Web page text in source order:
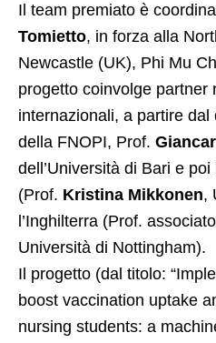
Il team premiato è
Tomietto, in forza alla
Newcastle (UK), Phi Mu
progetto coinvolge partner
internazionali, a partire
della FNOPI, Prof.
dell’Università di Bari e
(Prof. Kristina Mikkonen,
l’Inghilterra (Prof. associato
Università di Nottingham).
Il progetto (dal titolo:
boost vaccination uptake
nursing students: a